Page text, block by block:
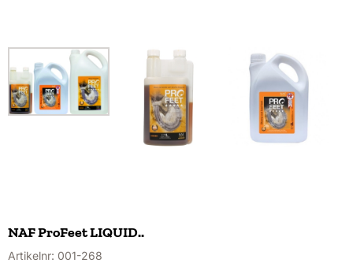
NAF ProFeet LIQUID..
Artikelnr: 001-268